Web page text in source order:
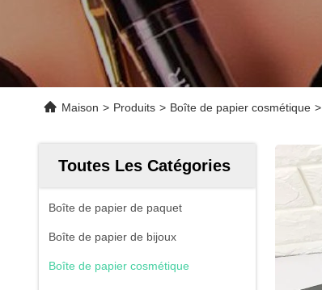
Maison > Produits > Boîte de papier cosmétique >
Toutes Les Catégories
Boîte de papier de paquet
Boîte de papier de bijoux
Boîte de papier cosmétique